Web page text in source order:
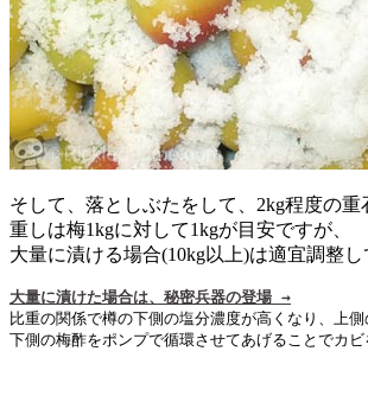
そして、落としぶたをして、2kg程度の重
重しは梅1kgに対して1kgが目安ですが、
大量に漬ける場合(10kg以上)は適宜調整し
大量に漬けた場合は、秘密兵器の登場 →
比重の関係で樽の下側の塩分濃度が高くなり、上
下側の梅酢をポンプで循環させてあげることでカビ